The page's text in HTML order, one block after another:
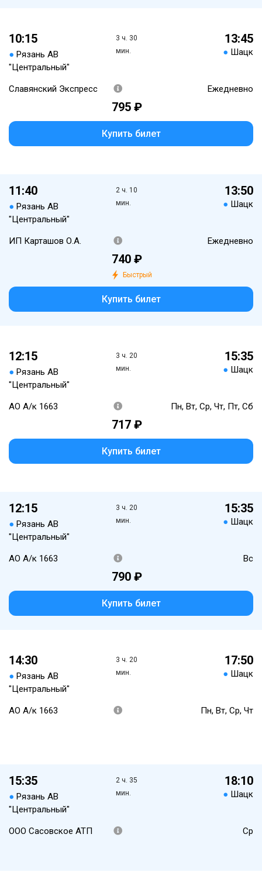
10:15
● Рязань АВ
"Центральный"
3 ч. 30
мин.
13:45
● Шацк
Славянский Экспресс Ежедневно
795 ₽
Купить билет
11:40
● Рязань АВ
"Центральный"
2 ч. 10
мин.
13:50
● Шацк
ИП Карташов О.А. Ежедневно
740 ₽
Быстрый
Купить билет
12:15
● Рязань АВ
"Центральный"
3 ч. 20
мин.
15:35
● Шацк
АО А/к 1663 Пн, Вт, Ср, Чт, Пт, Сб
717 ₽
Купить билет
12:15
● Рязань АВ
"Центральный"
3 ч. 20
мин.
15:35
● Шацк
АО А/к 1663 Вс
790 ₽
Купить билет
14:30
● Рязань АВ
"Центральный"
3 ч. 20
мин.
17:50
● Шацк
АО А/к 1663 Пн, Вт, Ср, Чт
15:35
● Рязань АВ
"Центральный"
2 ч. 35
мин.
18:10
● Шацк
ООО Сасовское АТП Ср